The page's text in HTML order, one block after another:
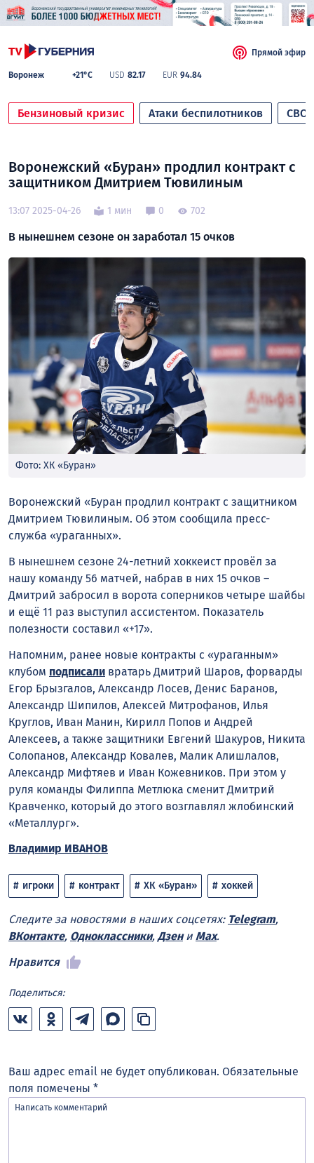
Воронеж +21°C USD 82.17 EUR 94.84
Прямой эфир
Бензиновый кризис Атаки беспилотников СВО
Воронежский «Буран» продлил контракт с
защитником Дмитрием Тювилиным
13:07 2025-04-26 1 мин 0 702
В нынешнем сезоне он заработал 15 очков
Фото: ХК «Буран»
Воронежский «Буран продлил контракт с защитником
Дмитрием Тювилиным. Об этом сообщила пресс-
служба «ураганных».
В нынешнем сезоне 24-летний хоккеист провёл за
нашу команду 56 матчей, набрав в них 15 очков –
Дмитрий забросил в ворота соперников четыре шайбы
и ещё 11 раз выступил ассистентом. Показатель
полезности составил «+17».
Напомним, ранее новые контракты с «ураганным»
клубом подписали вратарь Дмитрий Шаров, форварды
Егор Брызгалов, Александр Лосев, Денис Баранов,
Александр Шипилов, Алексей Митрофанов, Илья
Круглов, Иван Манин, Кирилл Попов и Андрей
Алексеев, а также защитники Евгений Шакуров, Никита
Солопанов, Александр Ковалев, Малик Алишлалов,
Александр Мифтяев и Иван Кожевников. При этом у
руля команды Филиппа Метлюка сменит Дмитрий
Кравченко, который до этого возглавлял жлобинский
«Металлург».
Владимир ИВАНОВ
игроки контракт ХК «Буран» хоккей
Следите за новостями в наших соцсетях: Telegram,
ВКонтакте, Одноклассники, Дзени Max.
Нравится
Поделиться:
Ваш адрес email не будет опубликован. Обязательные
поля помечены *